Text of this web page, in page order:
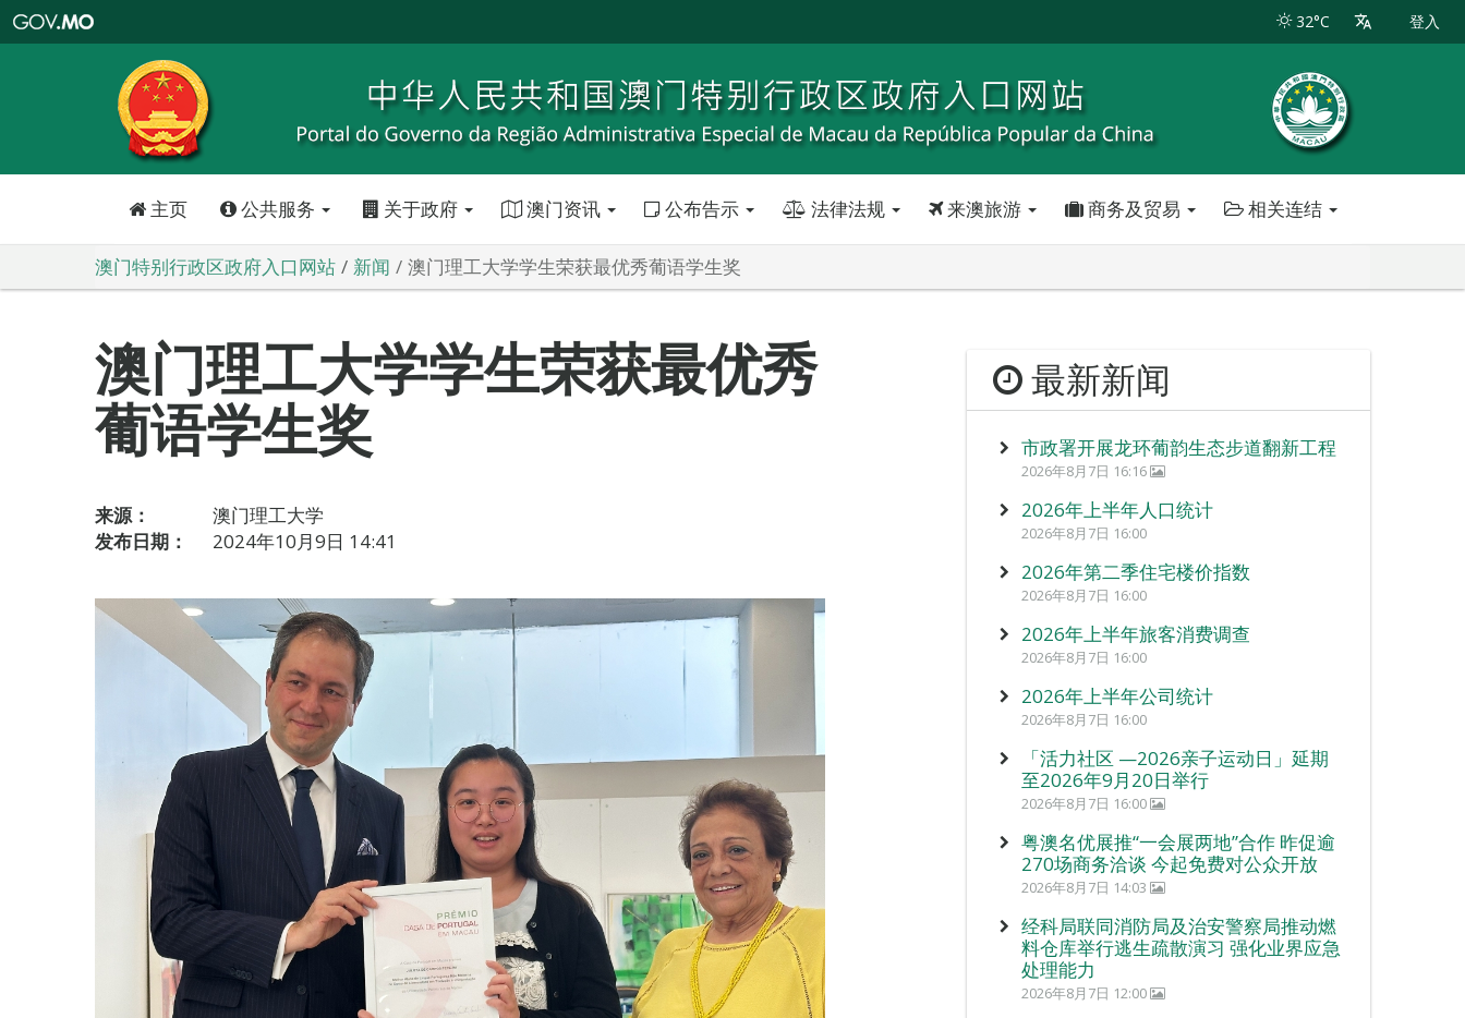
特
政
区
政
口
32°C 登入
主页 公共服务 关于政府 澳门资讯 公布告示 法律法规 来澳旅游 商务及贸易 相关连结
澳门特别行政区政府入口网站 新闻 澳门理工大学学生荣获最优秀葡语学生奖
澳门理工大学学生荣获最优秀
葡语学生奖
来源：
澳门理工大学
发布日期：
2024年10月9日 14:41
最新新闻
市政署开展龙环葡韵生态步道翻新工程
2026年8月7日 16:16
2026年上半年人口统计
2026年8月7日 16:00
2026年第二季住宅楼价指数
2026年8月7日 16:00
2026年上半年旅客消费调查
2026年8月7日 16:00
2026年上半年公司统计
2026年8月7日 16:00
「活力社区 —2026亲子运动日」延期
至2026年9月20日举行
2026年8月7日 16:00
粤澳名优展推“一会展两地”合作 昨促逾
270场商务洽谈 今起免费对公众开放
2026年8月7日 14:03
经科局联同消防局及治安警察局推动燃
料仓库举行逃生疏散演习 强化业界应急
处理能力
2026年8月7日 12:00